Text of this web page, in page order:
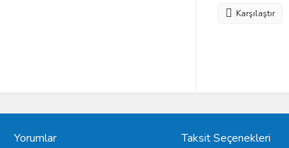
Karşılaştır
Yorumlar Taksit Seçenekleri